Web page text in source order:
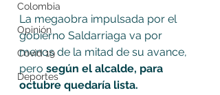
Colombia
Opinión
Covid 19
Deportes
La megaobra impulsada por el
gobierno Saldarriaga va por
menos de la mitad de su avance,
pero según el alcalde, para
octubre quedaría lista.